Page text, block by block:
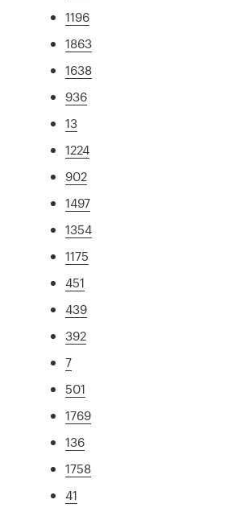
1196
1863
1638
936
13
1224
902
1497
1354
1175
451
439
392
7
501
1769
136
1758
41